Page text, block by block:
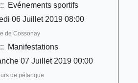
:: Evénements sportifs
06 Juillet 2019 08:00
de Cossonay
:: Manifestations
07 Juillet 2019 00:00
de pétanque